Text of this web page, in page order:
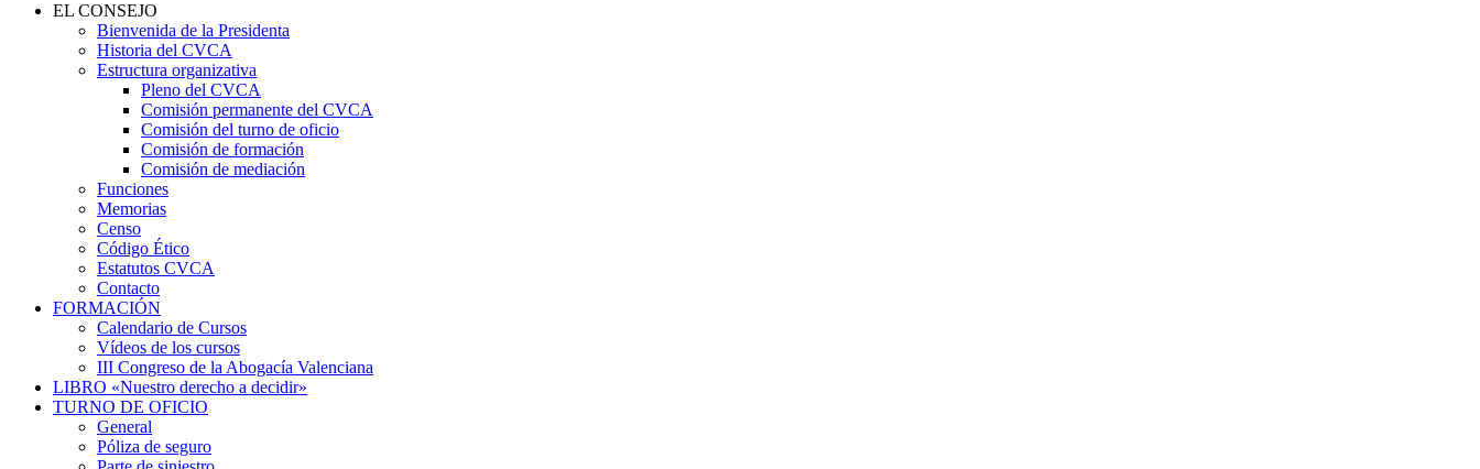
EL CONSEJO
Bienvenida de la Presidenta
Historia del CVCA
Estructura organizativa
Pleno del CVCA
Comisión permanente del CVCA
Comisión del turno de oficio
Comisión de formación
Comisión de mediación
Funciones
Memorias
Censo
Código Ético
Estatutos CVCA
Contacto
FORMACIÓN
Calendario de Cursos
Vídeos de los cursos
III Congreso de la Abogacía Valenciana
LIBRO «Nuestro derecho a decidir»
TURNO DE OFICIO
General
Póliza de seguro